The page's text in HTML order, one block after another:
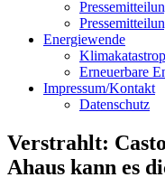
Energiewende
Erneuerbare
Impressum/Kontakt
Datenschutz
Verstrahlt:
Ahaus kann es